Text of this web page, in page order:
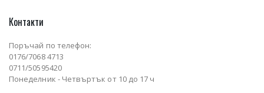
Контакти
Поръчай по телефон:
0176/7068 4713
0711/50595420
Понеделник - Четвъртък от 10 до 17 ч